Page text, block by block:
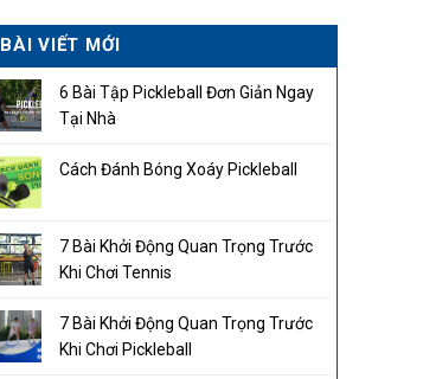
BÀI VIẾT MỚI
6 Bài Tập Pickleball Đơn Giản Ngay
Tại Nhà
Cách Đánh Bóng Xoáy Pickleball
7 Bài Khởi Động Quan Trọng Trước
Khi Chơi Tennis
7 Bài Khởi Động Quan Trọng Trước
Khi Chơi Pickleball